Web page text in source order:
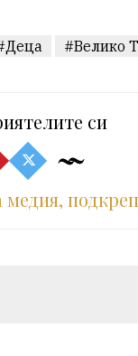
#Велико
си